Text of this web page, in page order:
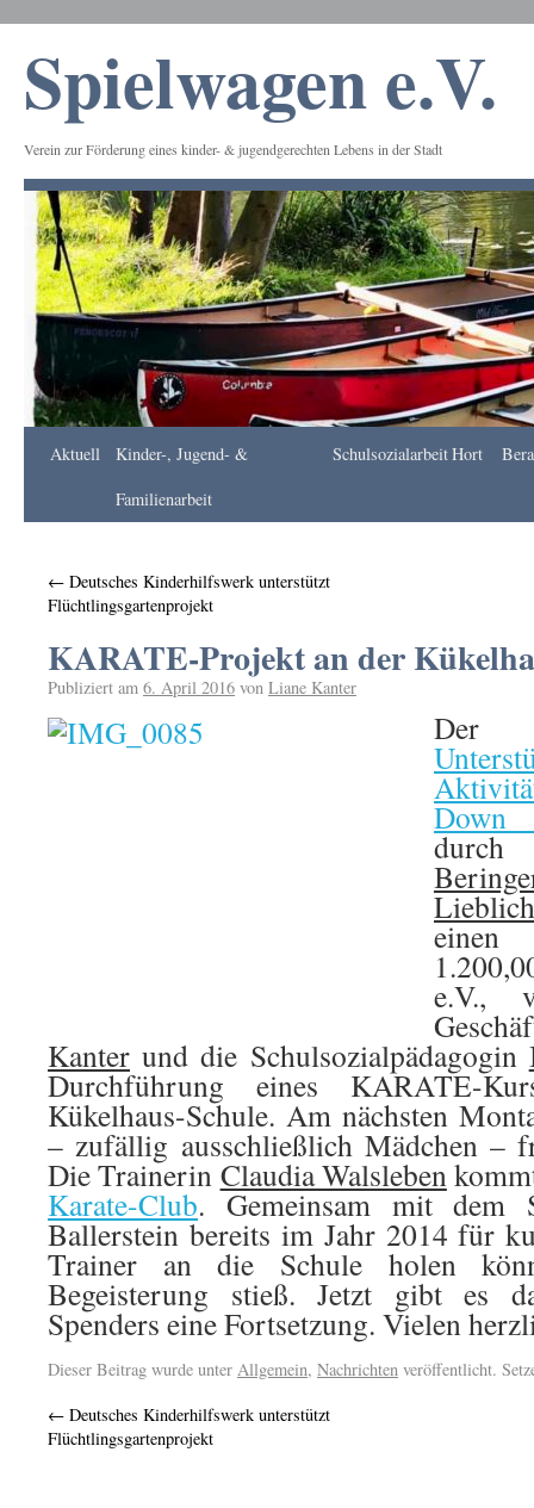
Spielwagen e.V.
Verein zur Förderung eines kinder- & jugendgerechten Lebens in der Stadt
Apotheke
Aktuell
Kinder-, Jugend- &
Familienarbeit
SchulsozialarbeitHort
← Deutsches Kinderhilfswerk unterstützt
Flüchtlingsgartenprojekt
KARATE-Projekt an der
Publiziert am 6. April 2016 von Liane Kanter
Down
Lieblich
einen
e.V.,
Kanter und die Schulsozialpädagogin
Durchführung eines KARATE-
Kükelhaus-Schule. Am nächsten
– zufällig ausschließlich Mädchen –
Die Trainerin Claudia Walsleben
Karate-Club. Gemeinsam mit dem
Ballerstein bereits im Jahr 2014 für
Trainer an die Schule holen
Begeisterung stieß. Jetzt gibt es
Spenders eine Fortsetzung. Vielen
Dieser Beitrag wurde unter Allgemein, Nachrichten veröffentlicht.
← Deutsches Kinderhilfswerk unterstützt
Flüchtlingsgartenprojekt